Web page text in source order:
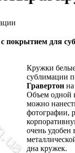
покрытием для
Кружки
сублимации
Гравертон
Объем одной
можно
фотографии,
очень удобен
дна кружек.